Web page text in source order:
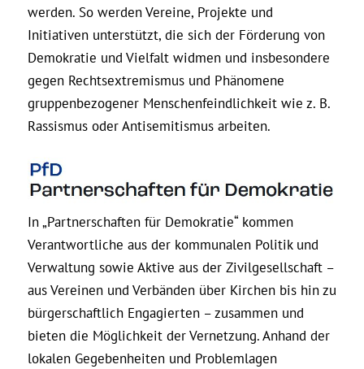
werden. So werden Vereine, Projekte und
Initiativen unterstützt, die sich der Förderung von
Demokratie und Vielfalt widmen und insbesondere
gegen Rechtsextremismus und Phänomene
gruppenbezogener Menschenfeindlichkeit wie z. B.
Rassismus oder Antisemitismus arbeiten.
In „Partnerschaften für Demokratie“ kommen
Verantwortliche aus der kommunalen Politik und
Verwaltung sowie Aktive aus der Zivilgesellschaft –
aus Vereinen und Verbänden über Kirchen bis hin zu
bürgerschaftlich Engagierten – zusammen und
bieten die Möglichkeit der Vernetzung. Anhand der
lokalen Gegebenheiten und Problemlagen